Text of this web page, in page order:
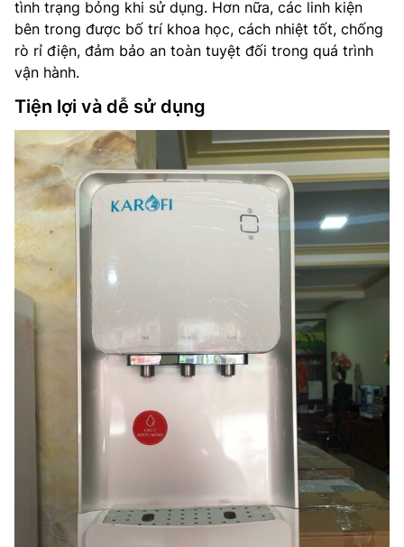
tình trạng bỏng khi sử dụng. Hơn nữa, các linh kiện
bên trong được bố trí khoa học, cách nhiệt tốt, chống
rò rỉ điện, đảm bảo an toàn tuyệt đối trong quá trình
vận hành.
Tiện lợi và dễ sử dụng